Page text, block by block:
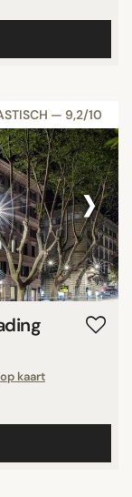
— 9,2/10
›
kaart